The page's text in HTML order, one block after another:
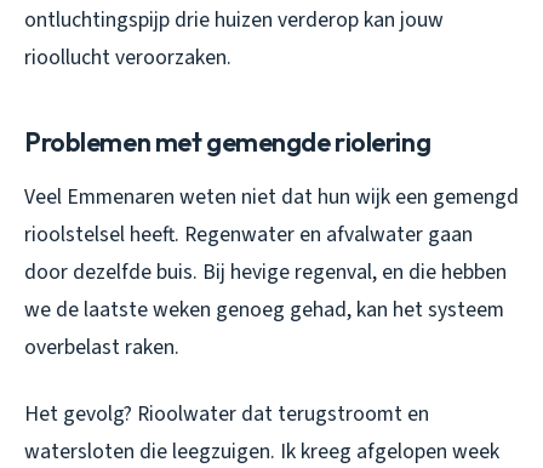
ontluchtingspijp drie huizen verderop kan jouw
rioollucht veroorzaken.
Problemen met gemengde riolering
Veel Emmenaren weten niet dat hun wijk een gemengd
rioolstelsel heeft. Regenwater en afvalwater gaan
door dezelfde buis. Bij hevige regenval, en die hebben
we de laatste weken genoeg gehad, kan het systeem
overbelast raken.
Het gevolg? Rioolwater dat terugstroomt en
watersloten die leegzuigen. Ik kreeg afgelopen week